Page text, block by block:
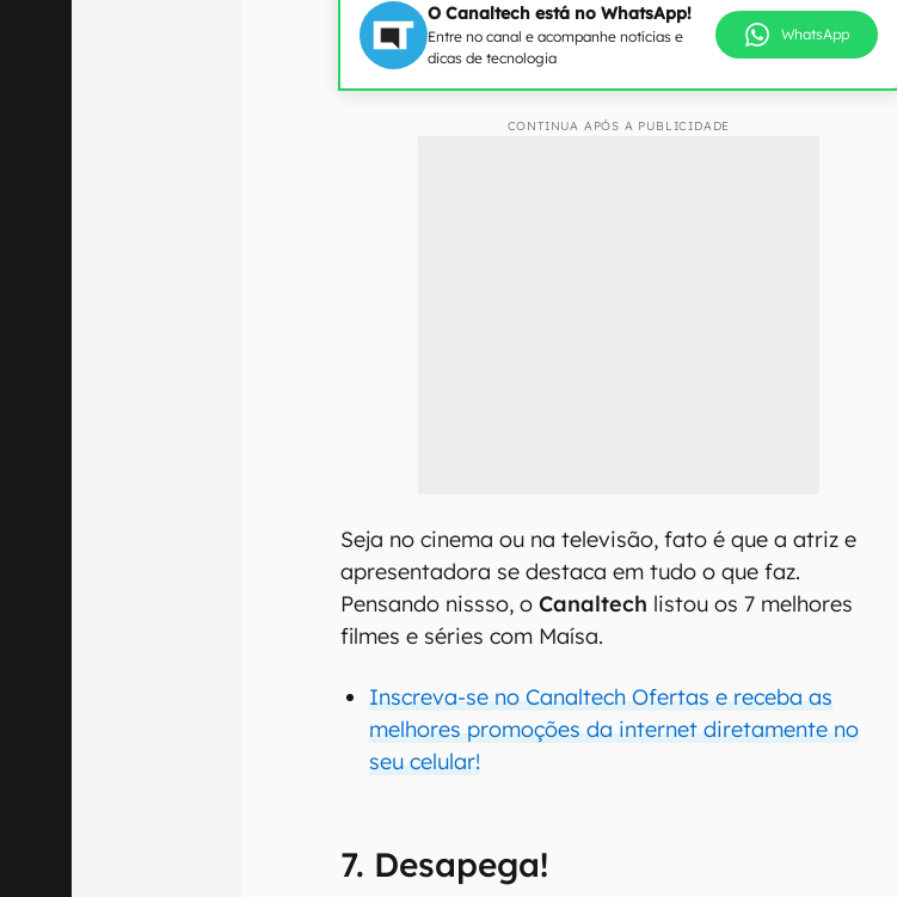
O Canaltech está no WhatsApp!
Entre no canal e acompanhe notícias e
dicas de tecnologia
WhatsApp
CONTINUA APÓS A PUBLICIDADE
Seja no cinema ou na televisão, fato é que a atriz e
apresentadora se destaca em tudo o que faz.
Pensando nissso, oCanaltech listou os 7 melhores
filmes e séries com Maísa.
Inscreva-se no Canaltech Ofertas e receba as
melhores promoções da internet diretamente no
seu celular!
7. Desapega!